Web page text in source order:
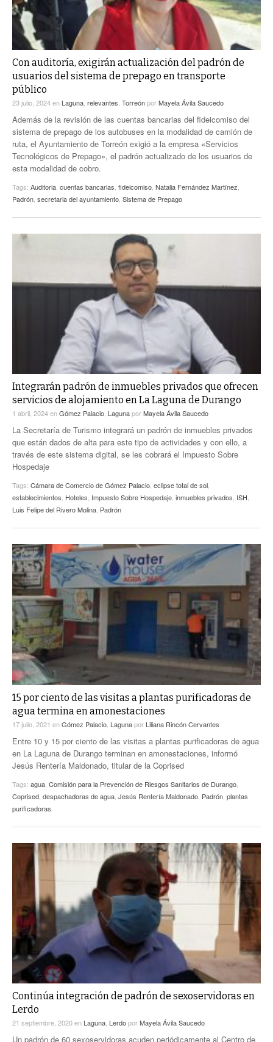
Con auditoría, exigirán actualización del padrón de
usuarios del sistema de prepago en transporte
público
23 julio, 2024en Laguna relevantes TorreónporMayela Ávila Saucedo
Además de la revisión de las cuentas bancarias del fideicomiso del
sistema de prepago de los autobuses en la modalidad de camión de
ruta, el Ayuntamiento de Torreón exigió a la empresa «Servicios
Tecnológicos de Prepago», el padrón actualizado de los usuarios de
esta modalidad de cobro.
Tags: Auditoria cuentas bancarias fideicomiso Natalia Fernández Martínez
Padrón secretaria del ayuntamiento Sistema de Prepago
Integrarán padrón de inmuebles privados que ofrecen
servicios de alojamiento en La Laguna de Durango
1 abril, 2024enGómez Palacio, LagunaporMayela Ávila Saucedo
La Secretaría de Turismo integrará un padrón de inmuebles privados
que están dados de alta para este tipo de actividades y con ello, a
través de este sistema digital, se les cobrará el Impuesto Sobre
Hospedaje
Tags: Cámara de Comercio de Gómez Palacio, eclipse total de sol,
establecimientos, Hoteles, Impuesto Sobre Hospedaje, inmuebles privados, ISH,
Luis Felipe del Rivero Molina, Padrón
15 por ciento de las visitas a plantas purificadoras de
agua termina en amonestaciones
17 julio, 2021 enGómez Palacio Lagunapor Liliana Rincón Cervantes
Entre 10 y 15 por ciento de las visitas a plantas purificadoras de agua
en La Laguna de Durango terminan en amonestaciones, informó
Jesús Rentería Maldonado, titular de la Coprised
Tags: agua Comisión para la Prevención de Riesgos Sanitarios de Durango
Coprised despachadoras de agua Jesús Rentería Maldonado Padrón plantas
purificadoras
Continúa integración de padrón de sexoservidoras en
Lerdo
21 septiembre, 2020en Laguna, LerdoporMayela Ávila Saucedo
Un padrón de 60 sexoservidoras acuden periódicamente al Centro de